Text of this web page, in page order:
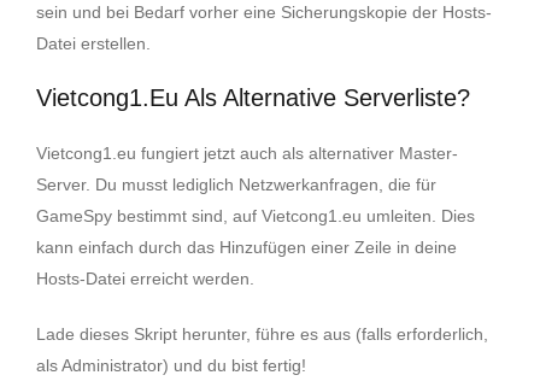
sein und bei Bedarf vorher eine Sicherungskopie der Hosts-
Datei erstellen.
Vietcong1.eu Als Alternative Serverliste?
Vietcong1.eu fungiert jetzt auch als alternativer Master-
Server. Du musst lediglich Netzwerkanfragen, die für
GameSpy bestimmt sind, auf Vietcong1.eu umleiten. Dies
kann einfach durch das Hinzufügen einer Zeile in deine
Hosts-Datei erreicht werden.
Lade dieses Skript herunter, führe es aus (falls erforderlich,
als Administrator) und du bist fertig!